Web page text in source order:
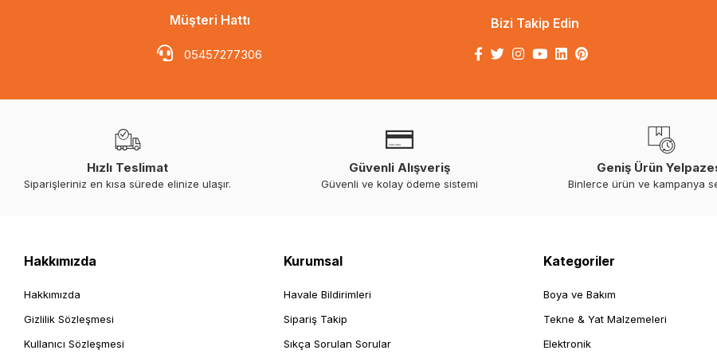
Müşteri Hattı
05457277306
Bizi Takip Edin
Hızlı Teslimat
Siparişleriniz en kısa sürede elinize ulaşır.
Güvenli Alışveriş
Güvenli ve kolay ödeme sistemi
Geniş Ürün
Binlerce ürün ve kampanya
Hakkımızda
Hakkımızda
Gizlilik Sözleşmesi
Kullanıcı Sözleşmesi
Kurumsal
Havale Bildirimleri
Sipariş Takip
Sıkça Sorulan Sorular
Kategoriler
Boya ve Bakım
Tekne & Yat Malzemeleri
Elektronik